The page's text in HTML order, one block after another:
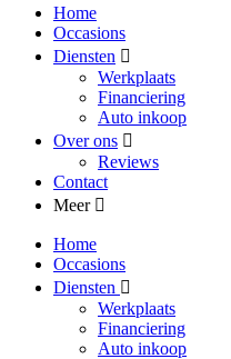
Home
Occasions
Diensten
Werkplaats
Financiering
Auto inkoop
Over ons
Reviews
Contact
Meer
Home
Occasions
Diensten
Werkplaats
Financiering
Auto inkoop